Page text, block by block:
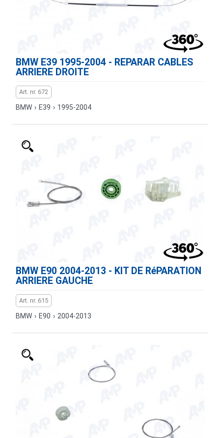
BMW E39 1995-2004 - REPARAR CABLES
ARRIERE DROITE
Art. nr. 672
BMW › E39 › 1995-2004
BMW E90 2004-2013 - KIT DE RéPARATION
ARRIERE GAUCHE
Art. nr. 615
BMW › E90 › 2004-2013